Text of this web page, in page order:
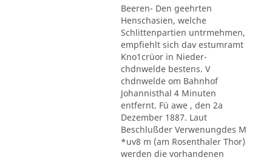
Beeren- Den geehrten
Henschasien, welche
Schlittenpartien untrmehmen,
empfiehlt sich dav estumramt
Kno1crüor in Nieder-
chdnwelde bestens. V
chdnwelde om Bahnhof
Johannisthal 4 Minuten
entfernt. Fü awe , den 2a
Dezember 1887. Laut
Beschlußder Verwenungdes M
*uv8 m (am Rosenthaler Thor)
werden die vorhandenen